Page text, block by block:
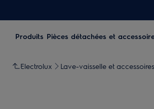
Produits Pièces détachées et
Electrolux Lave-vaisselle et accessoires